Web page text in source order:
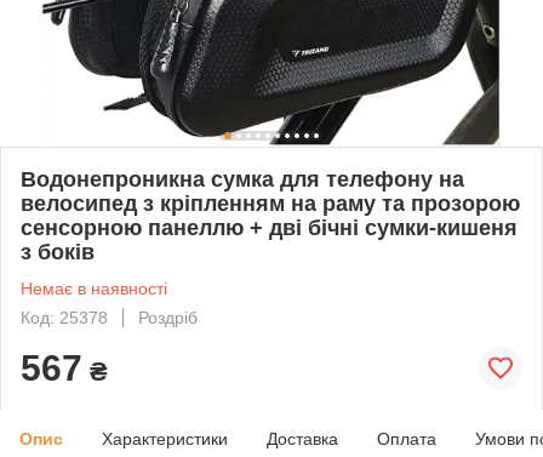
Водонепроникна сумка для телефону на
велосипед з кріпленням на раму та прозорою
сенсорною панеллю + дві бічні сумки-кишеня
з боків
Немає в наявності
Код: 25378
Роздріб
567 ₴
Опис Характеристики Доставка Оплата Умови